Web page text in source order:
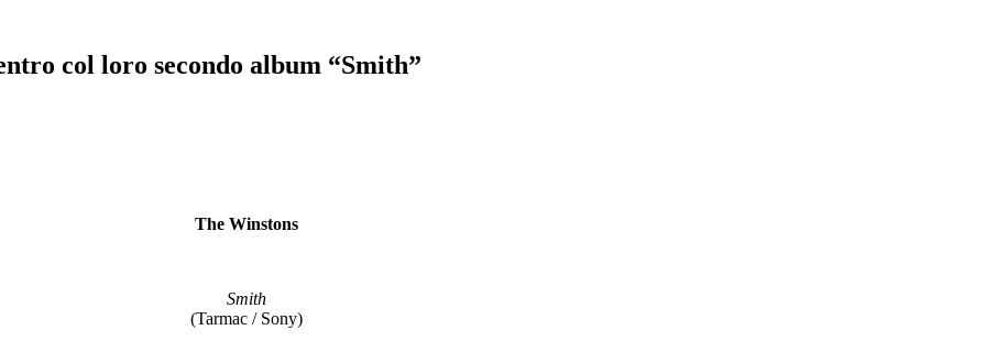
col loro secondo album “Smith”
The Winstons
Smith
(Tarmac / Sony)